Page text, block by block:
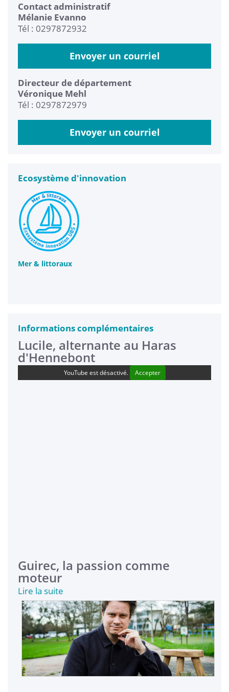
Contact administratif
Mélanie Evanno
Tél : 0297872932
Envoyer un courriel
Directeur de département
Véronique Mehl
Tél : 0297872979
Envoyer un courriel
Ecosystème d'innovation
Mer & littoraux
Informations complémentaires
Lucile, alternante au Haras
d'Hennebont
YouTube est désactivé. Accepter
Guirec, la passion comme
moteur
Lire la suite